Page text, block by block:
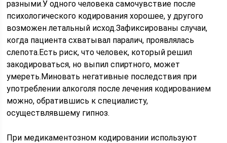
разными.У одного человека самочувствие после
психологического кодирования хорошее, у другого
возможен летальный исход.Зафиксированы случаи,
когда пациента схватывал паралич, проявлялась
слепота.Есть риск, что человек, который решил
закодироваться, но выпил спиртного, может
умереть.Миновать негативные последствия при
употреблении алкоголя после лечения кодированием
можно, обратившись к специалисту,
осуществлявшему гипноз.
При медикаментозном кодировании используют